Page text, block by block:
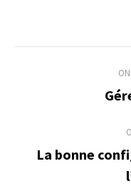
La bonne